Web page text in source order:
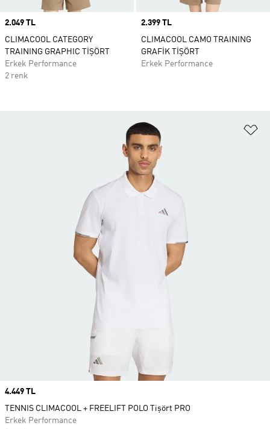
Price
2.049 TL
CLIMACOOL CATEGORY
TRAINING GRAPHIC TİŞÖRT
Erkek Performance
2 renk
Price
2.399 TL
CLIMACOOL CAMO TRAINING
GRAFİK TİŞÖRT
Erkek Performance
Price
4.449 TL
TENNIS CLIMACOOL + FREELIFT POLO Tişört PRO
Erkek Performance